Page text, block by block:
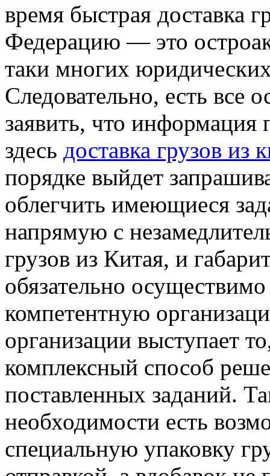
время быстрая доставка
Федерацию — это
таки многих
Следовательно, есть все
заявить, что информация
здесь доставка грузов из
порядке выйдет
облегчить имеющиеся
напрямую с
грузов из Китая, и
обязательно
компетентную
организации выступает
комплексный способ
поставленных заданий.
необходимости есть
специальную упаковку